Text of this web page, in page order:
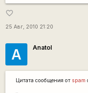
favorite_border
25 Авг, 2010 21:20
A Anatol
Цитата сообщения от spam